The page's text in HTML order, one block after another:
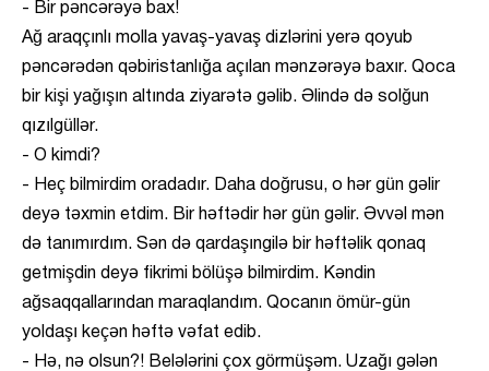
- Bir pəncərəyə bax!
Ağ araqçınlı molla yavaş-yavaş dizlərini yerə qoyub
pəncərədən qəbiristanlığa açılan mənzərəyə baxır. Qoca
bir kişi yağışın altında ziyarətə gəlib. Əlində də solğun
qızılgüllər.
- O kimdi?
- Heç bilmirdim oradadır. Daha doğrusu, o hər gün gəlir
deyə təxmin etdim. Bir həftədir hər gün gəlir. Əvvəl mən
də tanımırdım. Sən də qardaşıngilə bir həftəlik qonaq
getmişdin deyə fikrimi bölüşə bilmirdim. Kəndin
ağsaqqallarından maraqlandım. Qocanın ömür-gün
yoldaşı keçən həftə vəfat edib.
- Hə, nə olsun?! Belələrini çox görmüşəm. Uzağı gələn